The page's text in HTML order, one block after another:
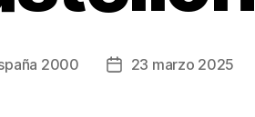
2000 23 marzo 2025